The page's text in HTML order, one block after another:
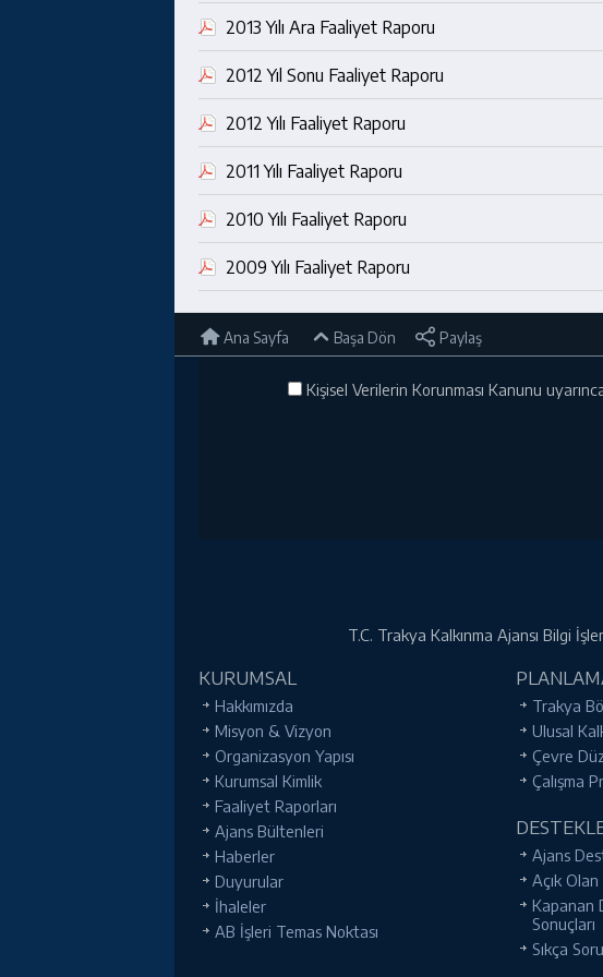
2013 Yılı Ara Faaliyet Raporu
2012 Yıl Sonu Faaliyet Raporu
2012 Yılı Faaliyet Raporu
2011 Yılı Faaliyet Raporu
2010 Yılı Faaliyet Raporu
2009 Yılı Faaliyet Raporu
Ana Sayfa Başa Dön Paylaş
Kişisel Verilerin Korunması Kanunu
T.C. Trakya Kalkınma Ajansı Bilgi
KURUMSAL
Hakkımızda
Misyon & Vizyon
Organizasyon Yapısı
Kurumsal Kimlik
Faaliyet Raporları
Ajans Bültenleri
Haberler
Duyurular
İhaleler
AB İşleri Temas Noktası
Trakya
Ulusal
Çevre
Çalışma
Ajans
Açık
Kapanan
Sonuçları
Sıkça